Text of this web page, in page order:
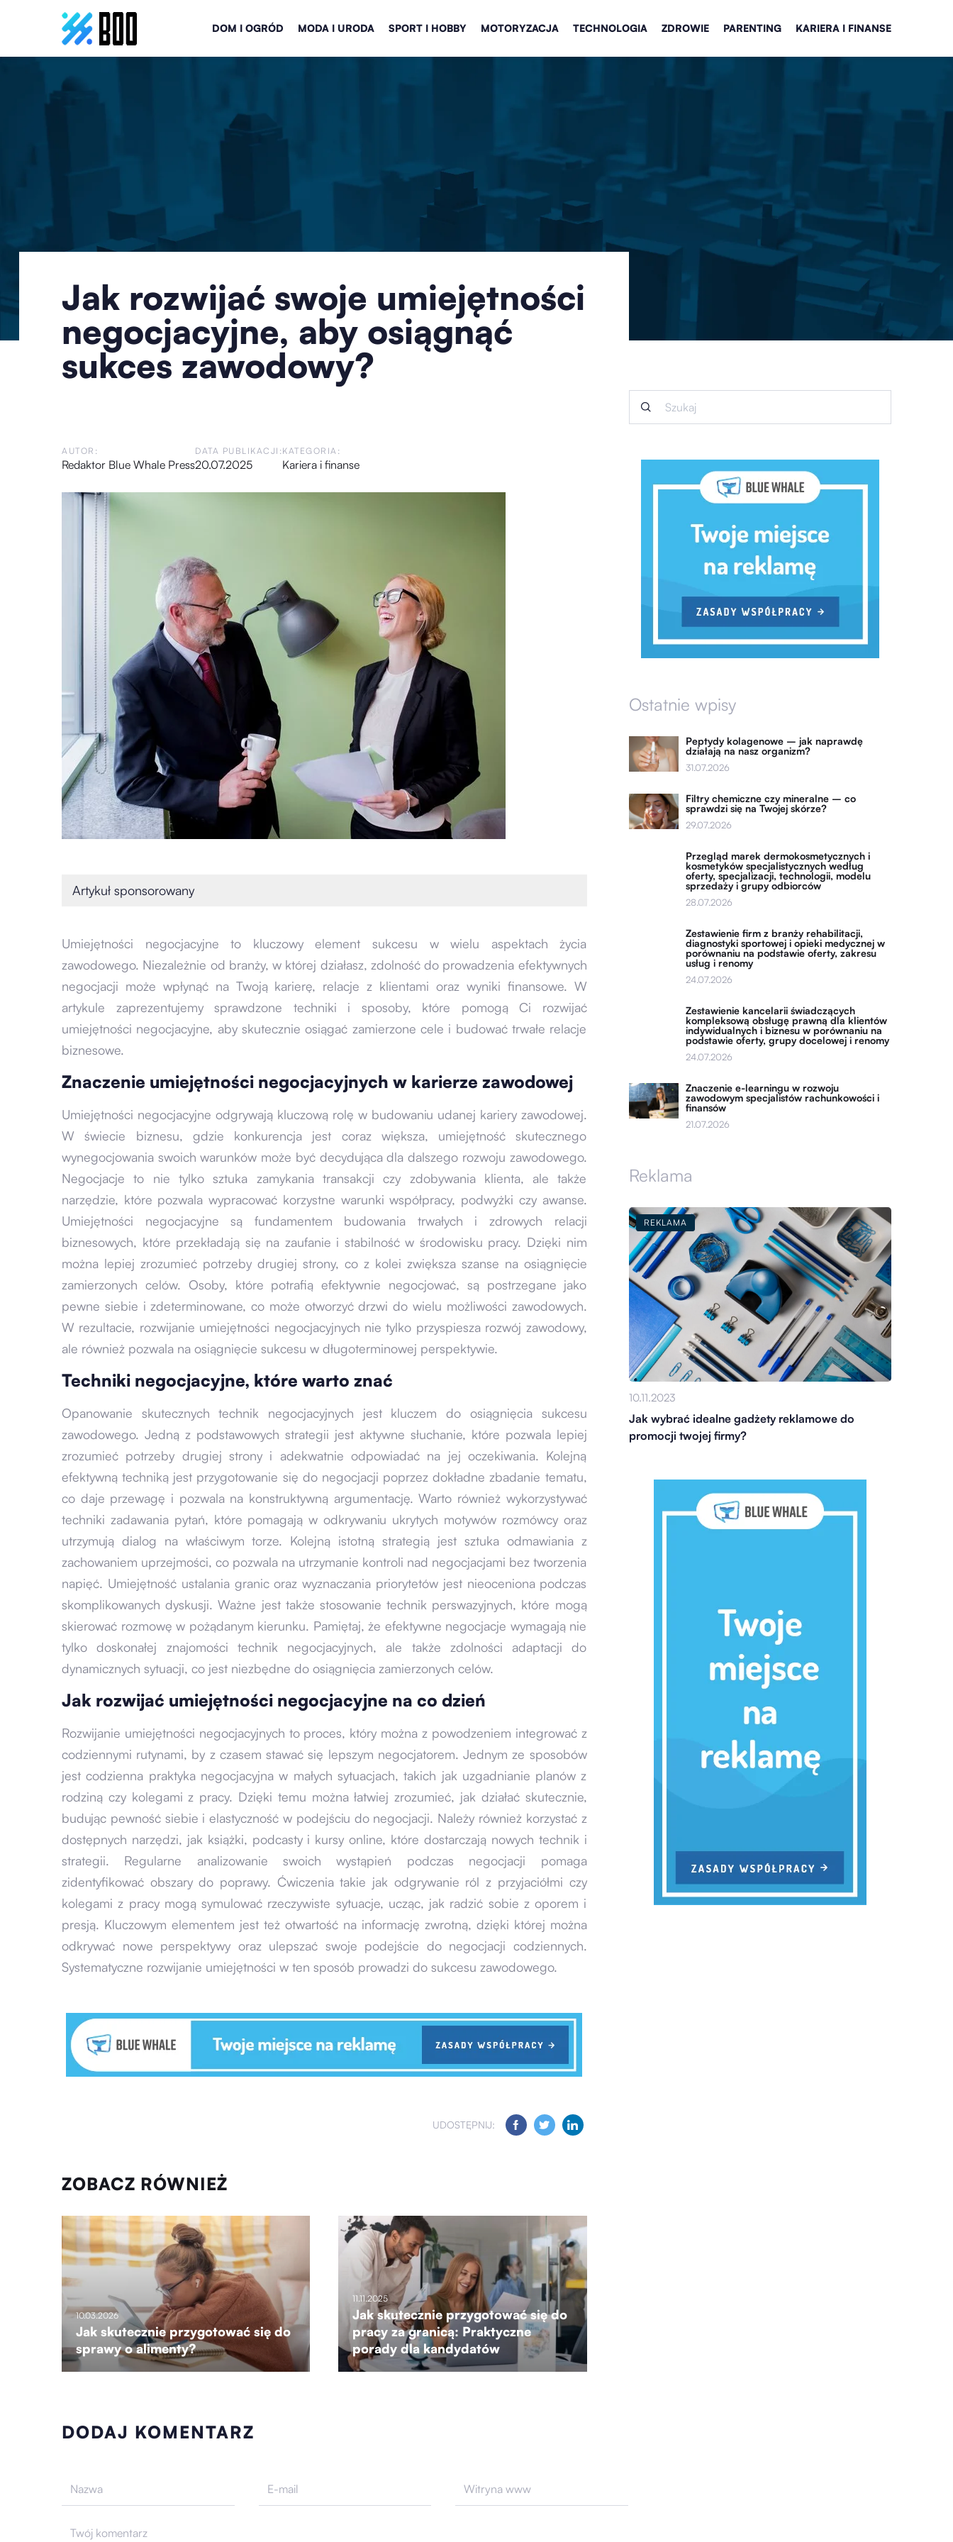
DOM I OGRÓD MODA I URODA SPORT I HOBBY MOTORYZACJA TECHNOLOGIA ZDROWIE PARENTING KARIERA I FINANSE
Jak rozwijać swoje umiejętności
negocjacyjne, aby osiągnąć
sukces zawodowy?
AUTOR:
Redaktor Blue Whale Press
DATA PUBLIKACJI:
20.07.2025
KATEGORIA:
Kariera i finanse
Artykuł sponsorowany
Umiejętności negocjacyjne to kluczowy element sukcesu w wielu aspektach życia
zawodowego. Niezależnie od branży, w której działasz, zdolność do prowadzenia efektywnych
negocjacji może wpłynąć na Twoją karierę, relacje z klientami oraz wyniki finansowe. W
artykule zaprezentujemy sprawdzone techniki i sposoby, które pomogą Ci rozwijać
umiejętności negocjacyjne, aby skutecznie osiągać zamierzone cele i budować trwałe relacje
biznesowe.
Znaczenie umiejętności negocjacyjnych w karierze zawodowej
Umiejętności negocjacyjne odgrywają kluczową rolę w budowaniu udanej kariery zawodowej.
W świecie biznesu, gdzie konkurencja jest coraz większa, umiejętność skutecznego
wynegocjowania swoich warunków może być decydująca dla dalszego rozwoju zawodowego.
Negocjacje to nie tylko sztuka zamykania transakcji czy zdobywania klienta, ale także
narzędzie, które pozwala wypracować korzystne warunki współpracy, podwyżki czy awanse.
Umiejętności negocjacyjne są fundamentem budowania trwałych i zdrowych relacji
biznesowych, które przekładają się na zaufanie i stabilność w środowisku pracy. Dzięki nim
można lepiej zrozumieć potrzeby drugiej strony, co z kolei zwiększa szanse na osiągnięcie
zamierzonych celów. Osoby, które potrafią efektywnie negocjować, są postrzegane jako
pewne siebie i zdeterminowane, co może otworzyć drzwi do wielu możliwości zawodowych.
W rezultacie, rozwijanie umiejętności negocjacyjnych nie tylko przyspiesza rozwój zawodowy,
ale również pozwala na osiągnięcie sukcesu w długoterminowej perspektywie.
Techniki negocjacyjne, które warto znać
Opanowanie skutecznych technik negocjacyjnych jest kluczem do osiągnięcia sukcesu
zawodowego. Jedną z podstawowych strategii jest aktywne słuchanie, które pozwala lepiej
zrozumieć potrzeby drugiej strony i adekwatnie odpowiadać na jej oczekiwania. Kolejną
efektywną techniką jest przygotowanie się do negocjacji poprzez dokładne zbadanie tematu,
co daje przewagę i pozwala na konstruktywną argumentację. Warto również wykorzystywać
techniki zadawania pytań, które pomagają w odkrywaniu ukrytych motywów rozmówcy oraz
utrzymują dialog na właściwym torze. Kolejną istotną strategią jest sztuka odmawiania z
zachowaniem uprzejmości, co pozwala na utrzymanie kontroli nad negocjacjami bez tworzenia
napięć. Umiejętność ustalania granic oraz wyznaczania priorytetów jest nieoceniona podczas
skomplikowanych dyskusji. Ważne jest także stosowanie technik perswazyjnych, które mogą
skierować rozmowę w pożądanym kierunku. Pamiętaj, że efektywne negocjacje wymagają nie
tylko doskonałej znajomości technik negocjacyjnych, ale także zdolności adaptacji do
dynamicznych sytuacji, co jest niezbędne do osiągnięcia zamierzonych celów.
Jak rozwijać umiejętności negocjacyjne na co dzień
Rozwijanie umiejętności negocjacyjnych to proces, który można z powodzeniem integrować z
codziennymi rutynami, by z czasem stawać się lepszym negocjatorem. Jednym ze sposobów
jest codzienna praktyka negocjacyjna w małych sytuacjach, takich jak uzgadnianie planów z
rodziną czy kolegami z pracy. Dzięki temu można łatwiej zrozumieć, jak działać skutecznie,
budując pewność siebie i elastyczność w podejściu do negocjacji. Należy również korzystać z
dostępnych narzędzi, jak książki, podcasty i kursy online, które dostarczają nowych technik i
strategii. Regularne analizowanie swoich wystąpień podczas negocjacji pomaga
zidentyfikować obszary do poprawy. Ćwiczenia takie jak odgrywanie ról z przyjaciółmi czy
kolegami z pracy mogą symulować rzeczywiste sytuacje, ucząc, jak radzić sobie z oporem i
presją. Kluczowym elementem jest też otwartość na informację zwrotną, dzięki której można
odkrywać nowe perspektywy oraz ulepszać swoje podejście do negocjacji codziennych.
Systematyczne rozwijanie umiejętności w ten sposób prowadzi do sukcesu zawodowego.
UDOSTĘPNIJ:
ZOBACZ RÓWNIEŻ
10.03.2026
Jak skutecznie przygotować się do
sprawy o alimenty?
11.11.2025
Jak skutecznie przygotować się do
pracy za granicą: Praktyczne
porady dla kandydatów
Ostatnie wpisy
Peptydy kolagenowe – jak naprawdę
działają na nasz organizm?
31.07.2026
Filtry chemiczne czy mineralne – co
sprawdzi się na Twojej skórze?
29.07.2026
Przegląd marek dermokosmetycznych i
kosmetyków specjalistycznych według
oferty, specjalizacji, technologii, modelu
sprzedaży i grupy odbiorców
28.07.2026
Zestawienie firm z branży rehabilitacji,
diagnostyki sportowej i opieki medycznej w
porównaniu na podstawie oferty, zakresu
usług i renomy
24.07.2026
Zestawienie kancelarii świadczących
kompleksową obsługę prawną dla klientów
indywidualnych i biznesu w porównaniu na
podstawie oferty, grupy docelowej i renomy
24.07.2026
Znaczenie e-learningu w rozwoju
zawodowym specjalistów rachunkowości i
finansów
21.07.2026
Reklama
REKLAMA
10.11.2023
Jak wybrać idealne gadżety reklamowe do
promocji twojej firmy?
DODAJ KOMENTARZ